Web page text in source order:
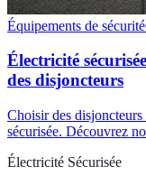
Équipements de sécurité
Électricité
des disjoncteurs
Choisir des disjoncteurs
sécurisée. Découvrez
Électricité Sécurisée